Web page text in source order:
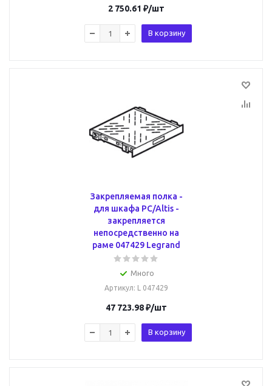
2 750.61 ₽/шт
В корзину
Закрепляемая полка -
для шкафа PC/Altis -
закрепляется
непосредственно на
раме 047429 Legrand
Много
Артикул: L 047429
47 723.98₽/шт
В корзину